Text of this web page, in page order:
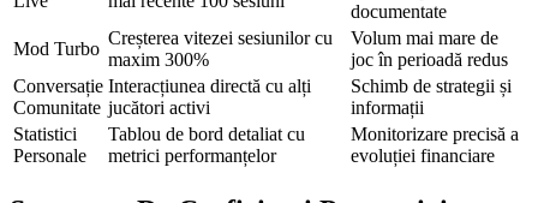
documentate
Mod Turbo
Creșterea vitezei sesiunilor cu
maxim 300%
Volum mai mare de
joc în perioadă redus
Conversație
Comunitate
Interacțiunea directă cu alți
jucători activi
Schimb de strategii și
informații
Statistici
Personale
Tablou de bord detaliat cu
metrici performanțelor
Monitorizare precisă a
evoluției financiare